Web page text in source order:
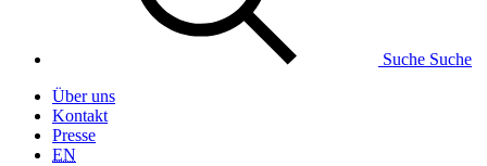
Suche Suche
Über uns
Kontakt
Presse
EN